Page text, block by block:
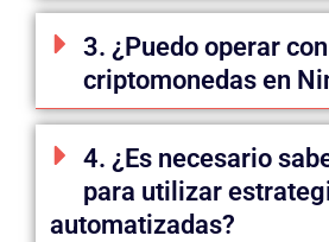
3. ¿Puedo operar con
criptomonedas en
4. ¿Es necesario
para utilizar
automatizadas?